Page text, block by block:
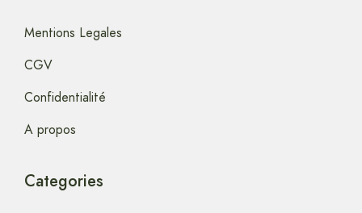
Mentions Legales
CGV
Confidentialité
A propos
Categories